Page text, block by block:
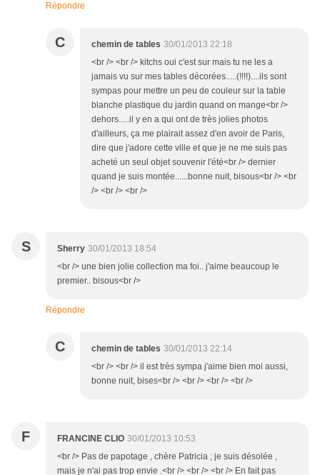
Répondre
C chemin de tables 30/01/2013 22:18
<br /> <br /> kitchs oui c'est sur mais tu ne les a
jamais vu sur mes tables décorées.....(!!!!)....ils sont
sympas pour mettre un peu de couleur sur la table
blanche plastique du jardin quand on mange<br />
dehors.....il y en a qui ont de très jolies photos
d'ailleurs, ça me plairait assez d'en avoir de Paris,
dire que j'adore cette ville et que je ne me suis pas
acheté un seul objet souvenir l'été<br /> dernier
quand je suis montée......bonne nuit, bisous<br /> <br
/> <br /> <br />
S Sherry 30/01/2013 18:54
<br /> une bien jolie collection ma foi.. j'aime beaucoup le
premier.. bisous<br />
Répondre
C chemin de tables 30/01/2013 22:14
<br /> <br /> il est très sympa j'aime bien moi aussi,
bonne nuit, bises<br /> <br /> <br /> <br />
F FRANCINE CLIO 30/01/2013 10:53
<br /> Pas de papotage , chère Patricia ; je suis désolée ,
mais je n'ai pas trop envie .<br /> <br /> <br /> En fait pas